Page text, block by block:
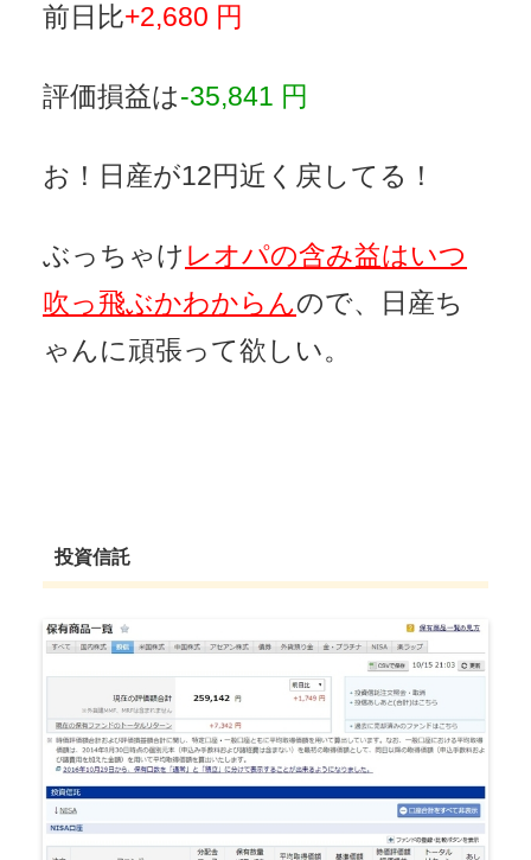
前日比+2,680 円
評価損益は-35,841 円
お！日産が12円近く戻してる！
ぶっちゃけ レオパの含み益はいつ
吹っ飛ぶかわからんので、日産ち
ゃんに頑張って欲しい。
投資信託